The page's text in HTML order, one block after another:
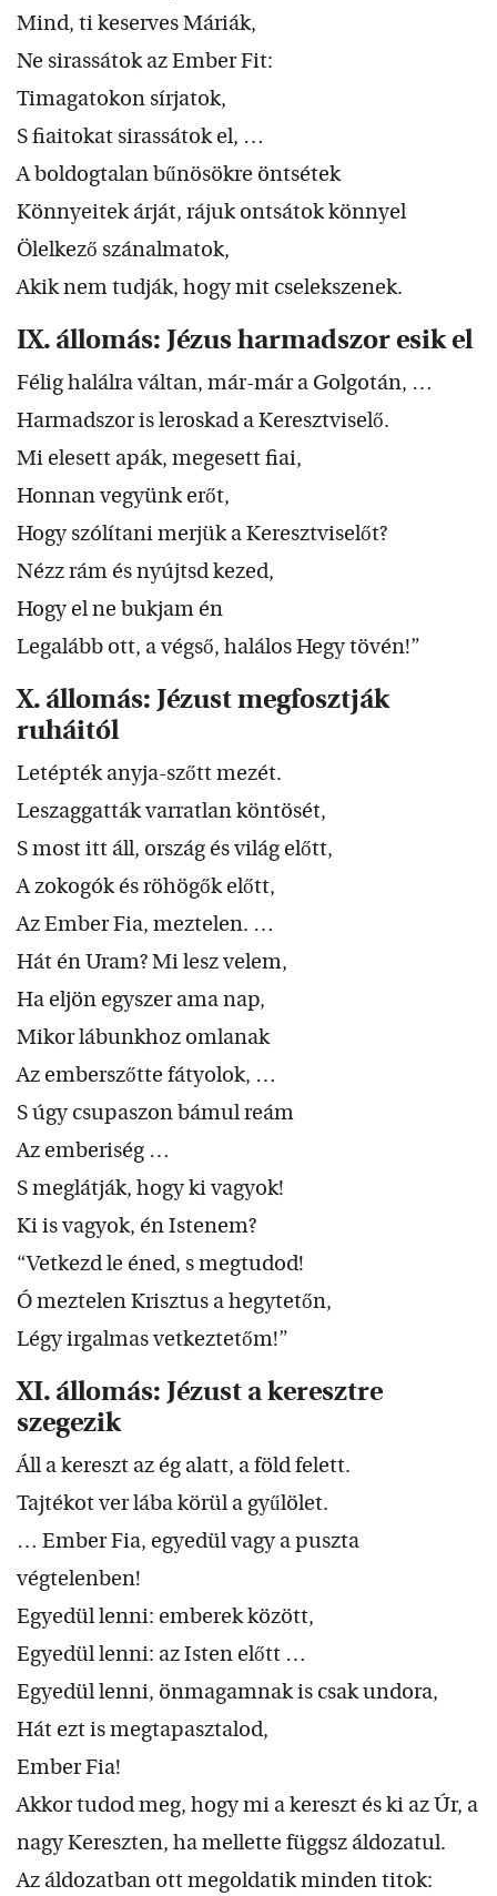
Mind, ti keserves Máriák,
Ne sirassátok az Ember Fit:
Timagatokon sírjatok,
S fiaitokat sirassátok el, …
A boldogtalan bűnösökre öntsétek
Könnyeitek árját, rájuk ontsátok könnyel
Ölelkező szánalmatok,
Akik nem tudják, hogy mit cselekszenek.
IX. állomás: Jézus harmadszor esik el
Félig halálra váltan, már-már a Golgotán, …
Harmadszor is leroskad a Keresztviselő.
Mi elesett apák, megesett fiai,
Honnan vegyünk erőt,
Hogy szólítani merjük a Keresztviselőt?
Nézz rám és nyújtsd kezed,
Hogy el ne bukjam én
Legalább ott, a végső, halálos Hegy tövén!”
X. állomás: Jézust megfosztják
ruháitól
Letépték anyja-szőtt mezét.
Leszaggatták varratlan köntösét,
S most itt áll, ország és világ előtt,
A zokogók és röhögők előtt,
Az Ember Fia, meztelen. …
Hát én Uram? Mi lesz velem,
Ha eljön egyszer ama nap,
Mikor lábunkhoz omlanak
Az emberszőtte fátyolok, …
S úgy csupaszon bámul reám
Az emberiség …
S meglátják, hogy ki vagyok!
Ki is vagyok, én Istenem?
“Vetkezd le éned, s megtudod!
Ó meztelen Krisztus a hegytetőn,
Légy irgalmas vetkeztetőm!”
XI. állomás: Jézust a keresztre
szegezik
Áll a kereszt az ég alatt, a föld felett.
Tajtékot ver lába körül a gyűlölet.
… Ember Fia, egyedül vagy a puszta
végtelenben!
Egyedül lenni: emberek között,
Egyedül lenni: az Isten előtt …
Egyedül lenni, önmagamnak is csak undora,
Hát ezt is megtapasztalod,
Ember Fia!
Akkor tudod meg, hogy mi a kereszt és ki az Úr, a
nagy Kereszten, ha mellette függsz áldozatul.
Az áldozatban ott megoldatik minden titok: